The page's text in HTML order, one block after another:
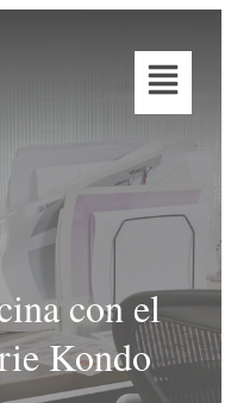
con el
Kondo